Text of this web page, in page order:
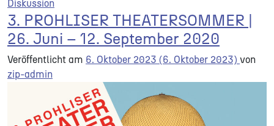
Diskussion
3. PROHLISER THEATERSOMMER |
26. Juni – 12. September 2020
Veröffentlicht am 6. Oktober 2023 (6. Oktober 2023) von
zip-admin